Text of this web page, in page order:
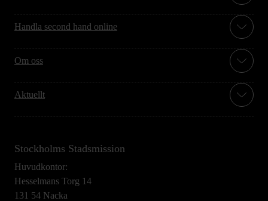
Handla second hand online
Om oss
Aktuellt
Stockholms Stadsmission
Huvudkontor:
Hesselmans Torg 14
131 54 Nacka